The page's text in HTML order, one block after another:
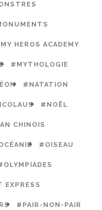
HEROS ACADEMY
#MYTHOLOGIE
#NATATION
#NOËL
CHINOIS
#OISEAU
EXPRESS
#PAIR-NON-PAIR